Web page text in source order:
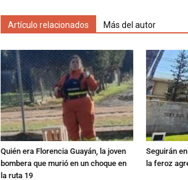
Artículo relacionados Más del autor
Quién era Florencia Guayán, la joven
bombera que murió en un choque en
la ruta 19
Seguirán
la feroz